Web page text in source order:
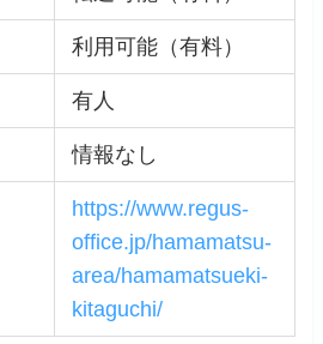
利用可能（有料）
有人
情報なし
https://www.regus-
office.jp/hamamatsu-
area/hamamatsueki-
kitaguchi/